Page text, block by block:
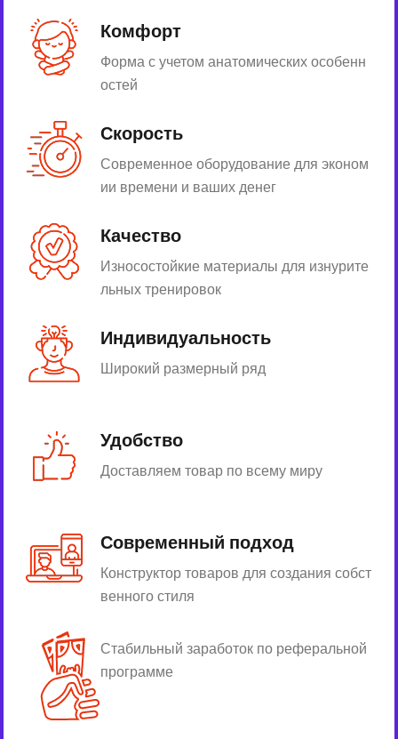
Комфорт
Форма с учетом анатомических особенн
остей
Скорость
Современное оборудование для эконом
ии времени и ваших денег
Качество
Износостойкие материалы для изнурите
льных тренировок
Индивидуальность
Широкий размерный ряд
Удобство
Доставляем товар по всему миру
Современный подход
Конструктор товаров для создания собст
венного стиля
Стабильный заработок по реферальной
программе